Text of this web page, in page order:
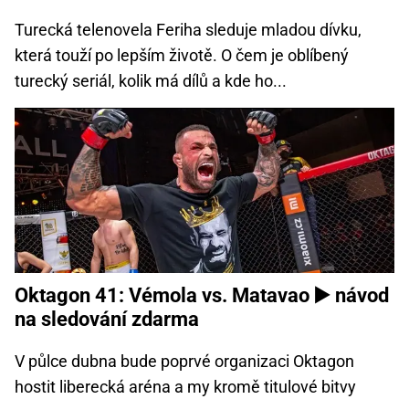
Turecká telenovela Feriha sleduje mladou dívku,
která touží po lepším životě. O čem je oblíbený
turecký seriál, kolik má dílů a kde ho...
Oktagon 41: Vémola vs. Matavao ▶️ návod
na sledování zdarma
V půlce dubna bude poprvé organizaci Oktagon
hostit liberecká aréna a my kromě titulové bitvy